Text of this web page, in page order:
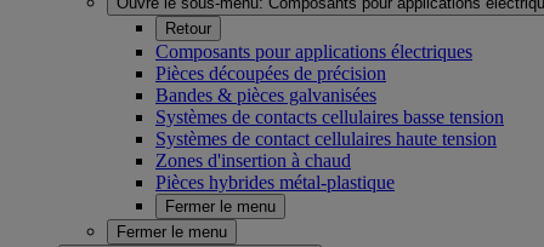
Retour
Composants pour applications électriques
Pièces découpées de précision
Bandes & pièces galvanisées
Systèmes de contacts cellulaires basse tension
Systèmes de contact cellulaires haute tension
Zones d'insertion à chaud
Pièces hybrides métal-plastique
Fermer le menu
Fermer le menu